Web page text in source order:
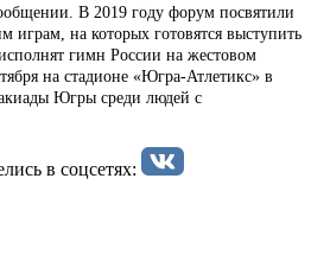
В 2019 году форум посвятили
на которых готовятся выступить
гимн России на жестовом
на стадионе «Югра-Атлетикс» в
Югры среди людей с
в соцсетях: